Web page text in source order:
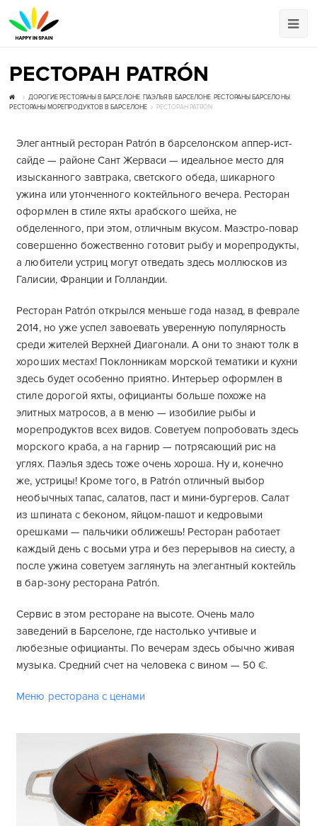
РЕСТОРАН PATRÓN
ДОРОГИЕ РЕСТОРАНЫ В БАРСЕЛОНЕ, ПАЭЛЬЯ В БАРСЕЛОНЕ, РЕСТОРАНЫ БАРСЕЛОНЫ ,
РЕСТОРАНЫ МОРЕПРОДУКТОВ В БАРСЕЛОНЕ
РЕСТОРАН PATRÓN
Элегантный ресторан Patrón в барселонском аппер-ист-
сайде — районе Сант Жерваси — идеальное место для
изысканного завтрака, светского обеда, шикарного
ужина или утонченного коктейльного вечера. Ресторан
оформлен в стиле яхты арабского шейха, не
обделенного, при этом, отличным вкусом. Маэстро-повар
совершенно божественно готовит рыбу и морепродукты,
а любители устриц могут отведать здесь моллюсков из
Галисии, Франции и Голландии.
Ресторан Patrón открылся меньше года назад, в феврале
2014, но уже успел завоевать уверенную популярность
среди жителей Верхней Диагонали. А они то знают толк в
хороших местах! Поклонникам морской тематики и кухни
здесь будет особенно приятно. Интерьер оформлен в
стиле дорогой яхты, официанты больше похоже на
элитных матросов, а в меню — изобилие рыбы и
морепродуктов всех видов. Советуем попробовать здесь
морского краба, а на гарнир — потрясающий рис на
углях. Паэлья здесь тоже очень хороша. Ну и, конечно
же, устрицы! Кроме того, в Patrón отличный выбор
необычных тапас, салатов, паст и мини-бургеров. Салат
из шпината с беконом, яйцом-пашот и кедровыми
орешками — пальчики оближешь! Ресторан работает
каждый день с восьми утра и без перерывов на сиесту, а
после ужина советуем заглянуть на элегантный коктейль
в бар-зону ресторана Patrón.
Сервис в этом ресторане на высоте. Очень мало
заведений в Барселоне, где настолько учтивые и
любезные официанты. По вечерам здесь обычно живая
музыка. Средний счет на человека с вином — 50€.
Меню ресторана с ценами